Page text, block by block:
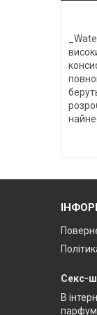
Секс-
В